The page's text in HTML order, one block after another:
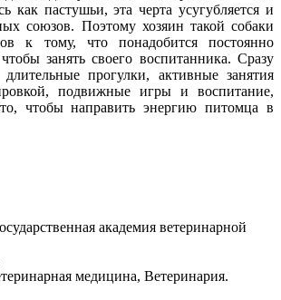
как пастушьи, эта черта усугубляется и
союзов. Поэтому хозяин такой собаки
к тому, что понадобится постоянно
занять своего воспитанника. Сразу
прогулки, активные занятия
подвижные игры и воспитание,
чтобы направить энергию питомца в
академия ветеринарной
медицина, Ветеринария.